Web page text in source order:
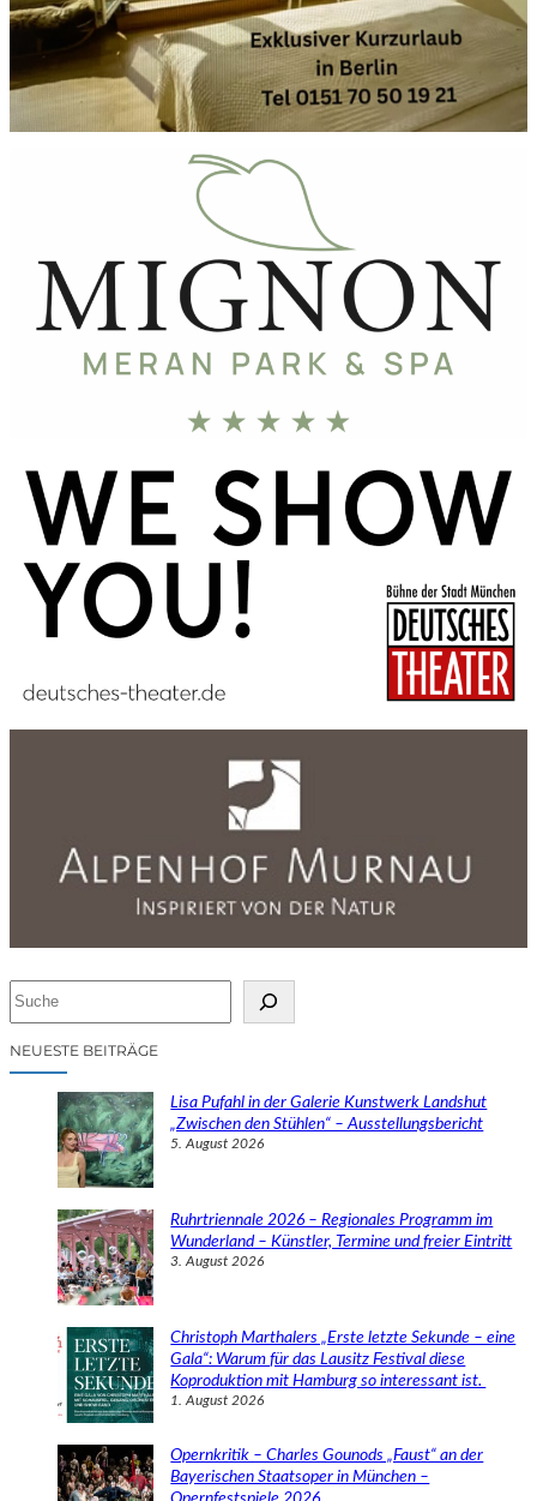
NEUESTE BEITRÄGE
Lisa Pufahl in der Galerie Kunstwerk Landshut
„Zwischen den Stühlen“ – Ausstellungsbericht
5. August 2026
Ruhrtriennale 2026 – Regionales Programm im
Wunderland – Künstler, Termine und freier Eintritt
3. August 2026
Christoph Marthalers „Erste letzte Sekunde – eine
Gala“: Warum für das Lausitz Festival diese
Koproduktion mit Hamburg so interessant ist.
1. August 2026
Opernkritik – Charles Gounods „Faust“ an der
Bayerischen Staatsoper in München –